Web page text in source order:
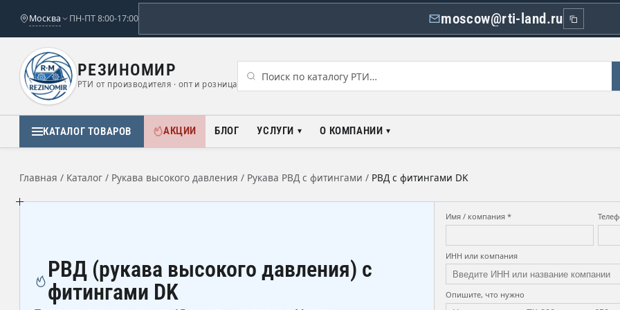
Москва ПН-ПТ 8:00-17:00 moscow@rti-land.ru
РЕЗИНОМИР
РТИ от производителя · опт и розница
КАТАЛОГ ТОВАРОВ АКЦИИ БЛОГ УСЛУГИ О КОМПАНИИ
Главная / Каталог / Рукава высокого давления / Рукава РВД с фитингами / РВД с фитингами DK
РВД (рукава высокого давления) с
фитингами DK
Имя / компания *
ИНН или компания
Опишите, что нужно